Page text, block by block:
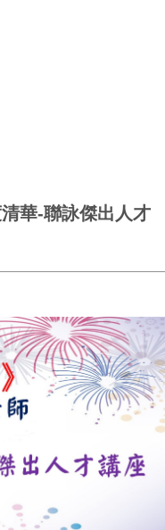
華-聯詠傑出人才